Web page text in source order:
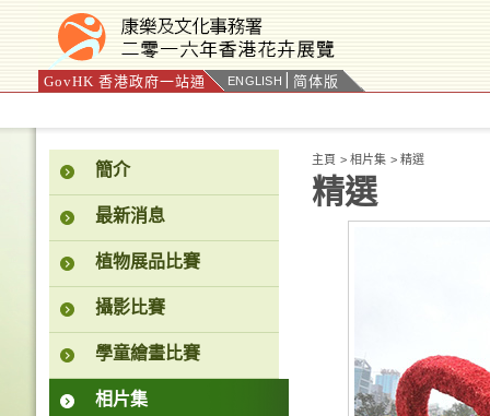
GovHK 香港政府一站通 ENGLISH 简体版
按“Tab”進入菜單
簡介
最新消息
植物展品比賽
攝影比賽
學童繪畫比賽
相片集
主頁 > 相片集 > 精選
精選